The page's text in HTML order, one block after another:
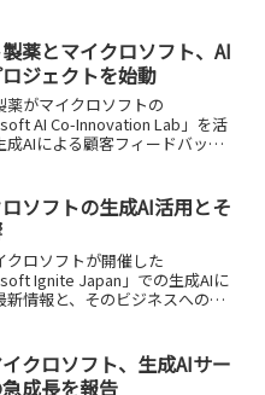
薬とマイクロソフト、AI
ジェクトを始動
薬がマイクロソフトの
AI Co-Innovation Lab」を活
成AIによる顧客フィードバック
ソフトの生成AI活用とそ
クロソフトが開催した
Ignite Japan」での生成AIに
新情報と、そのビジネスへの応
クロソフト、生成AIサー
成長を報告